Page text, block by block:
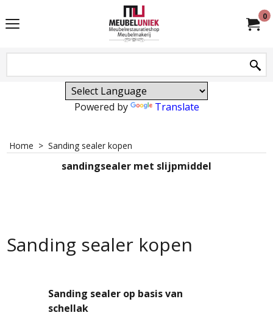
0
Powered by Translate
Home > Sanding sealer kopen
sandingsealer met slijpmiddel
Sanding sealer kopen
Sanding sealer op basis van
schellak